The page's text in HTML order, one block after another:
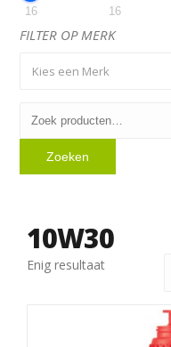
16 16
FILTER OP MERK
Kies een Merk
Zoeken
naar:
Zoeken
10W30
Enig resultaat